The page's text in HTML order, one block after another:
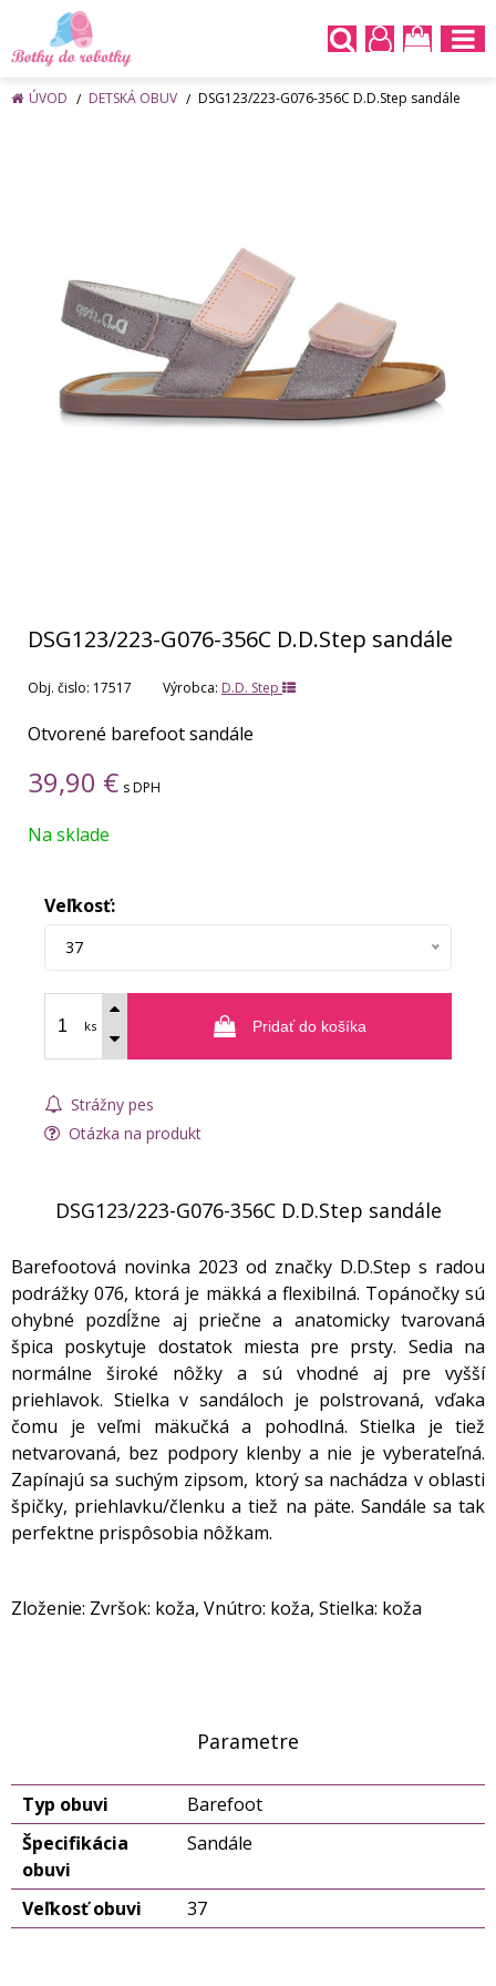
ÚVOD DETSKÁ OBUV DSG123/223-G076-356C D.D.Step sandále
DSG123/223-G076-356C D.D.Step sandále
Obj. čislo: 17517 Výrobca: D.D. Step
Otvorené barefoot sandále
39,90 € s DPH
Na sklade
Veľkosť:
37
ks Pridať do košíka
Strážny pes
Otázka na produkt
DSG123/223-G076-356C D.D.Step sandále
Barefootová novinka 2023 od značky D.D.Step s radou
podrážky 076, ktorá je mäkká a flexibilná. Topánočky sú
ohybné pozdĺžne aj priečne a anatomicky tvarovaná
špica poskytuje dostatok miesta pre prsty. Sedia na
normálne široké nôžky a sú vhodné aj pre vyšší
priehlavok. Stielka v sandáloch je polstrovaná, vďaka
čomu je veľmi mäkučká a pohodlná. Stielka je tiež
netvarovaná, bez podpory klenby a nie je vyberateľná.
Zapínajú sa suchým zipsom, ktorý sa nachádza v oblasti
špičky, priehlavku/členku a tiež na päte. Sandále sa tak
perfektne prispôsobia nôžkam.
Zloženie: Zvršok: koža, Vnútro: koža, Stielka: koža
Parametre
Typ obuvi
Barefoot
Špecifikácia
obuvi
Sandále
Veľkosť obuvi 37